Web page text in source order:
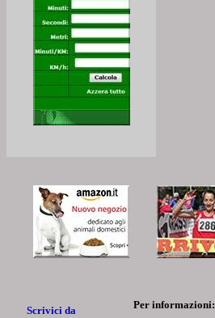
Scrivici da
Per informazioni: